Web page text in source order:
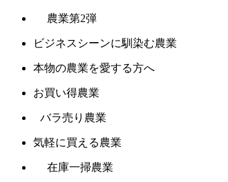
農業第2弾
ビジネスシーンに馴染む農業
本物の農業を愛する方へ
お買い得農業
バラ売り農業
気軽に買える農業
在庫一掃農業